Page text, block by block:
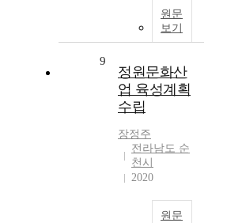
원문
보기
9
정원문화산
업 육성계획
수립
장정주
전라남도 순
천시
2020
원문